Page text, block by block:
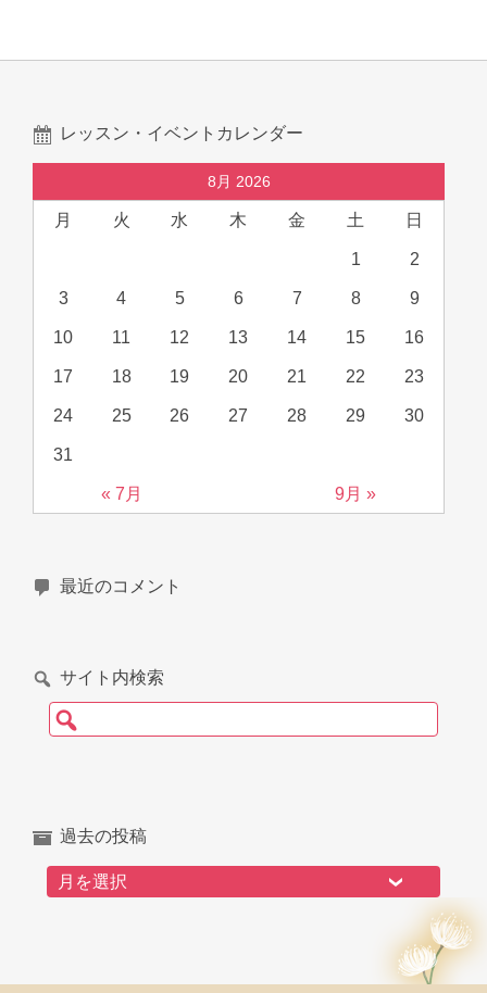
レッスン・イベントカレンダー
8月 2026
月 火 水 木 金 土 日
« 7月 9月 »
1 2
3 4 5 6 7 8 9
10 11 12 13 14 15 16
17 18 19 20 21 22 23
24 25 26 27 28 29 30
31
最近のコメント
サイト内検索
検索:
過去の投稿
過去の投稿